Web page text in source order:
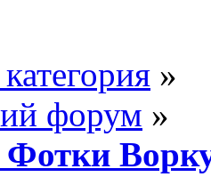
»
форум »
Фотки